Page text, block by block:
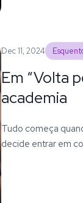
Dec 11, 2024
Em “Volta
academia
Tudo começa
decide entrar em